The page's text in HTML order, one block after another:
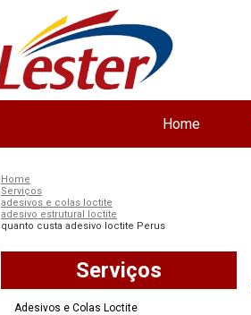
Home
Home
Serviços
adesivos e colas loctite
adesivo estrutural loctite
quanto custa adesivo loctite Perus
Serviços
Adesivos e Colas Loctite